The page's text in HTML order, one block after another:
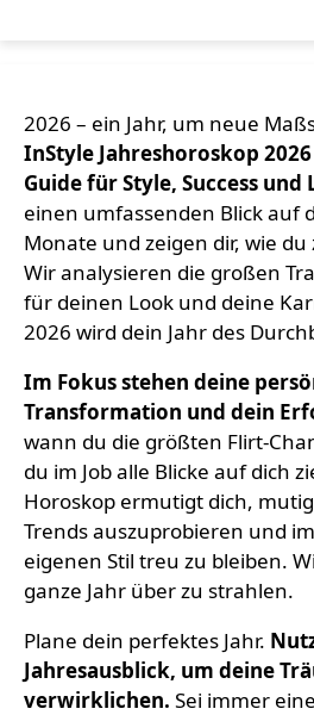
2026 – ein Jahr, um neue
InStyle Jahreshoroskop
Guide für Style, Success und
einen umfassenden Blick auf
Monate und zeigen dir, wie
Wir analysieren die großen
für deinen Look und deine
2026 wird dein Jahr des
Im Fokus stehen deine
Transformation und dein
wann du die größten Flirt-
du im Job alle Blicke auf dich
Horoskop ermutigt dich,
Trends auszuprobieren und
eigenen Stil treu zu bleiben.
ganze Jahr über zu strahlen.
Plane dein perfektes Jahr.
Jahresausblick, um deine
verwirklichen. Sei immer